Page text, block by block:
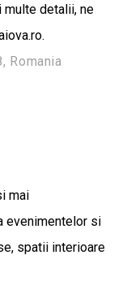
multe detalii, ne
Romania
mai
evenimentelor si
spatii interioare